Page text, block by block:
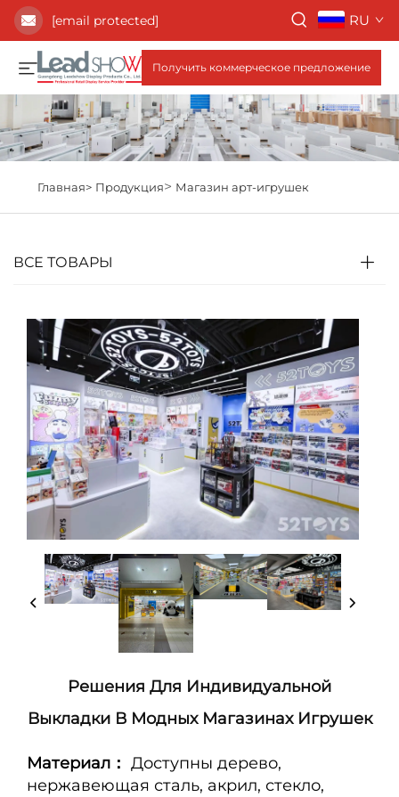
[email protected] RU
Получить коммерческое предложение
Главная> Продукция> Магазин арт-игрушек
ВСЕ ТОВАРЫ
Решения Для Индивидуальной
Выкладки В Модных Магазинах Игрушек
Материал： Доступны дерево,
нержавеющая сталь, акрил, стекло,